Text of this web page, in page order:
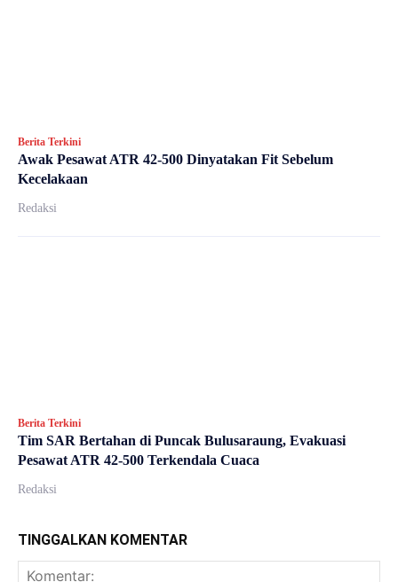
Berita Terkini
Awak Pesawat ATR 42-500 Dinyatakan Fit Sebelum
Kecelakaan
Redaksi
Berita Terkini
Tim SAR Bertahan di Puncak Bulusaraung, Evakuasi
Pesawat ATR 42-500 Terkendala Cuaca
Redaksi
TINGGALKAN KOMENTAR